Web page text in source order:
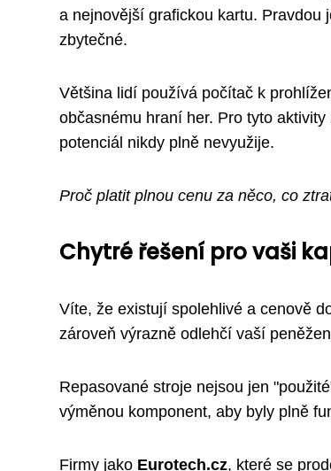
a nejnovější grafickou kartu. Pravdou
zbytečné.
Většina lidí používá počítač k
občasnému hraní her. Pro tyto
potenciál nikdy plně nevyužije.
Proč platit plnou cenu za něco, co
Chytré řešení pro vaši
Víte, že existují spolehlivé a cenově
zároveň výrazně odlehčí vaší
Repasované stroje nejsou jen
výměnou komponent, aby byly plně
Firmy jako Eurotech.cz, které se